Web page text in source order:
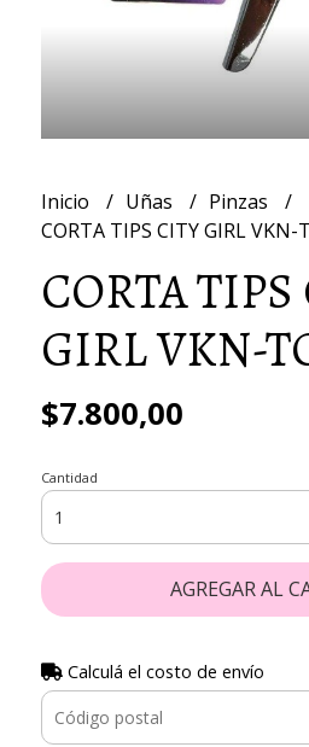
Inicio Uñas
Pinzas
CORTA TIPS CITY GIRL VKN-
CORTA
GIRL VKN-
$7.800,00
Cantidad
AGREGAR AL
Calculá el costo de envío